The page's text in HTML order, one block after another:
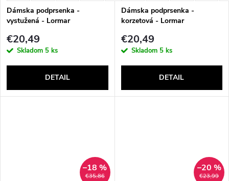
Dámska podprsenka -
vystužená - Lormar
€20,49
Skladom 5 ks
DETAIL
Dámska podprsenka -
korzetová - Lormar
€20,49
Skladom 5 ks
DETAIL
€35,86
–18 %
€23,99
–20 %